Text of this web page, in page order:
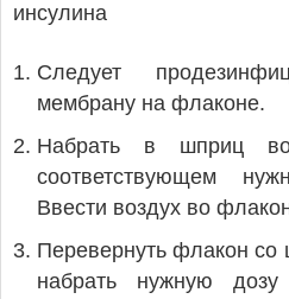
инсулина
Следует
мембрану на флаконе.
Набрать в шприц
соответствующем
Ввести воздух во
Перевернуть флакон
набрать нужную